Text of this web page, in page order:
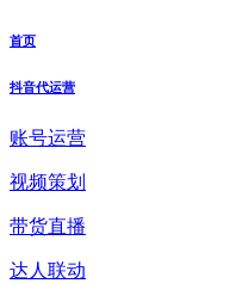
首页
抖音代运营
账号运营
视频策划
带货直播
达人联动